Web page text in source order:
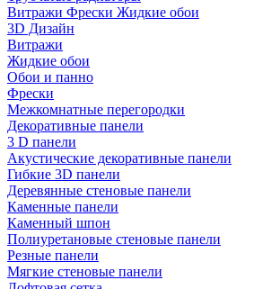
Витражи Фрески Жидкие обои
3D Дизайн
Витражи
Жидкие обои
Обои и панно
Фрески
Межкомнатные перегородки
Декоративные панели
3 D панели
Акустические декоративные панели
Гибкие 3D панели
Деревянные стеновые панели
Каменные панели
Каменный шпон
Полиуретановые стеновые панели
Резные панели
Мягкие стеновые панели